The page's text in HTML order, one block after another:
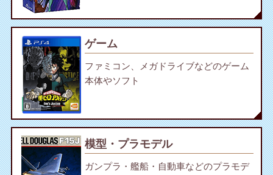
ゲーム
ファミコン、メガドライブなどのゲーム
本体やソフト
模型・プラモデル
ガンプラ・艦船・自動車などのプラモデ